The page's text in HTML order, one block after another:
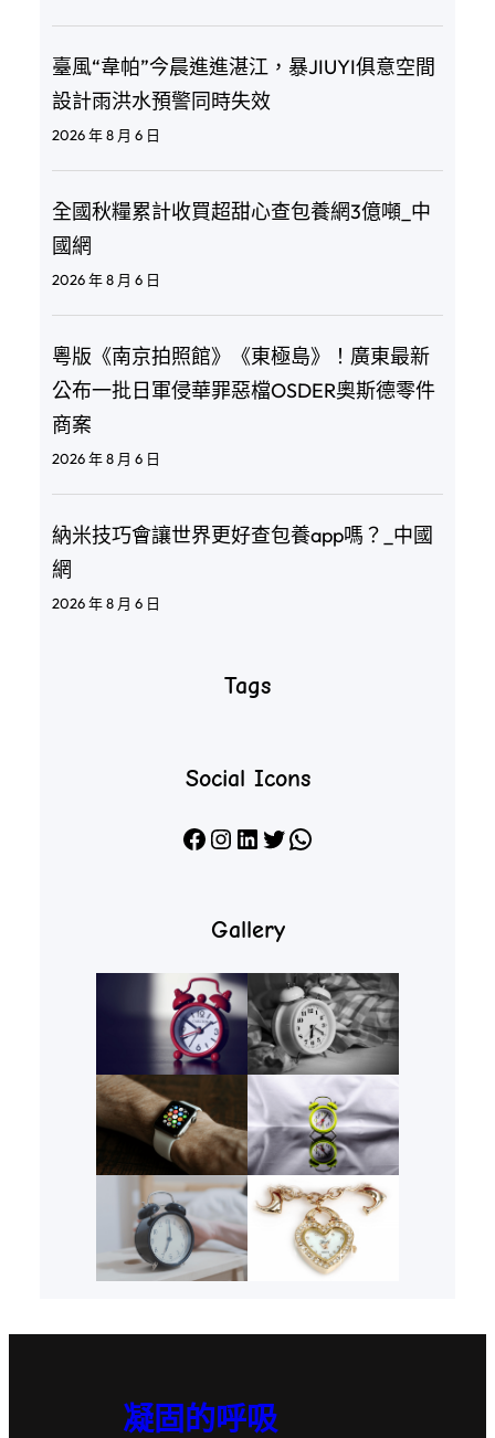
臺風“韋帕”今晨進進湛江，暴JIUYI俱意空間
設計雨洪水預警同時失效
2026 年 8 月 6 日
全國秋糧累計收買超甜心查包養網3億噸_中
國網
2026 年 8 月 6 日
粵版《南京拍照館》《東極島》！廣東最新
公布一批日軍侵華罪惡檔OSDER奧斯德零件
商案
2026 年 8 月 6 日
納米技巧會讓世界更好查包養app嗎？_中國
網
2026 年 8 月 6 日
Tags
Social Icons
Facebook Instagram LinkedIn X WhatsApp
Gallery
凝固的呼吸